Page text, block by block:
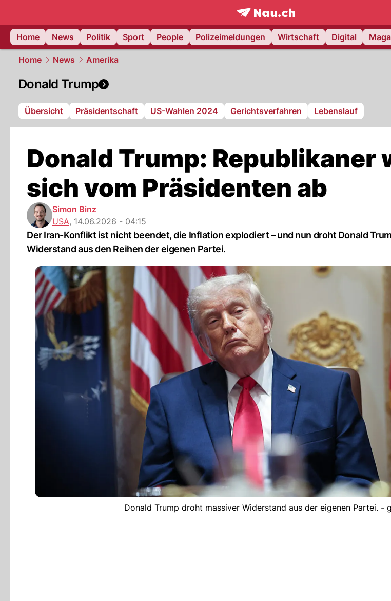
frontpage.NAU.ch
Home
News Politik Sport People Polizeimeldungen Wirtschaft Digital
Home News Amerika
Donald Trump
Übersicht Präsidentschaft US-Wahlen 2024 Gerichtsverfahren Lebenslauf
Donald Trump: Republikaner
sich vom Präsidenten ab
Simon Binz
USA, 14.06.2026 - 04:15
Der Iran-Konflikt ist nicht beendet, die Inflation explodiert – und nun droht Donald
Widerstand aus den Reihen der eigenen Partei.
Donald Trump droht massiver Widerstand aus der eigenen Partei. -